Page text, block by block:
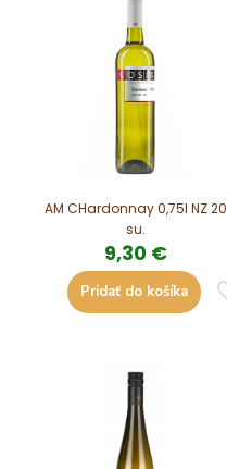
AM CHardonnay 0,75l NZ 20
su.
9,30 €
Pridať do košíka